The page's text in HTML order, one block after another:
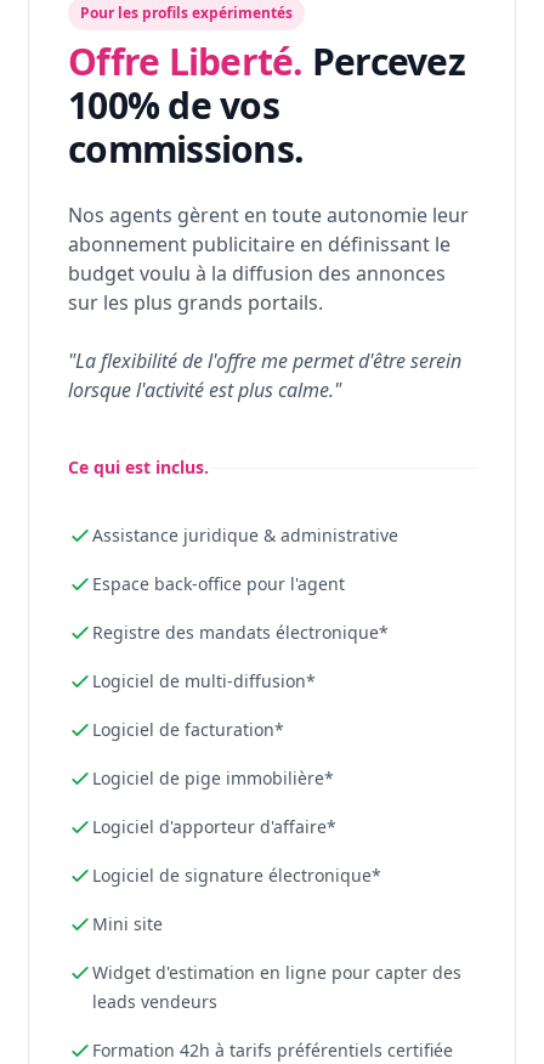
Pour les profils expérimentés
Offre Liberté. Percevez
100% de vos
commissions.
Nos agents gèrent en toute autonomie leur
abonnement publicitaire en définissant le
budget voulu à la diffusion des annonces
sur les plus grands portails.
"La flexibilité de l'offre me permet d'être serein
lorsque l'activité est plus calme."
Ce qui est inclus.
Assistance juridique & administrative
Espace back-office pour l'agent
Registre des mandats électronique*
Logiciel de multi-diffusion*
Logiciel de facturation*
Logiciel de pige immobilière*
Logiciel d'apporteur d'affaire*
Logiciel de signature électronique*
Mini site
Widget d'estimation en ligne pour capter des
leads vendeurs
Formation 42h à tarifs préférentiels certifiée